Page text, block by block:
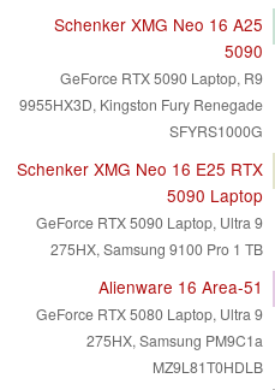
Schenker XMG Neo 16 A25
5090
GeForce RTX 5090 Laptop, R9
9955HX3D, Kingston Fury Renegade
SFYRS1000G
Schenker XMG Neo 16 E25 RTX
5090 Laptop
GeForce RTX 5090 Laptop, Ultra 9
275HX, Samsung 9100 Pro 1 TB
Alienware 16 Area-51
GeForce RTX 5080 Laptop, Ultra 9
275HX, Samsung PM9C1a
MZ9L81T0HDLB